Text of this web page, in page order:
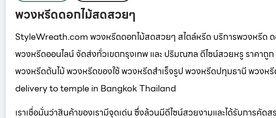
พวงหรีดดอกไม้สดสวยๆ
StyleWreath.com พวงหรีดดอกไม้สดสวยๆ สไตล์หรีด บริการพวงหรีด
พวงหรีดออนไลน์ จัดส่งทั่วเขตกรุงเทพ และ ปริมณฑล ดีไซน์สวยหรู ราคา
พวงหรีดต้นไม้ พวงหรีดของใช้ พวงหรีดสำเร็จรูป พวงหรีดปทุมธานี พวง
delivery to temple in Bangkok Thailand
เราเชื่อมั่นว่าสินค้าของเรามีจุดเด่น ซึ่งล้วนมีดีไซน์สวยงามและได้รับการ